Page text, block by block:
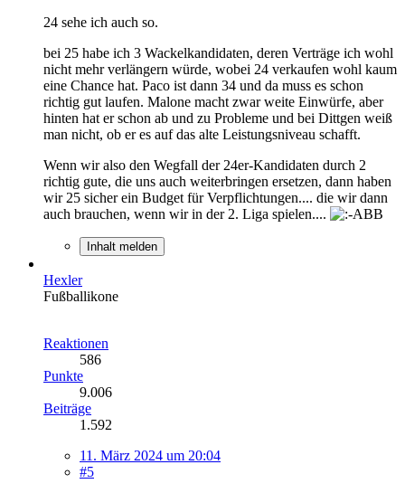
24 sehe ich auch so.
bei 25 habe ich 3 Wackelkandidaten, deren Verträge ich wohl
nicht mehr verlängern würde, wobei 24 verkaufen wohl kaum
eine Chance hat. Paco ist dann 34 und da muss es schon
richtig gut laufen. Malone macht zwar weite Einwürfe, aber
hinten hat er schon ab und zu Probleme und bei Dittgen weiß
man nicht, ob er es auf das alte Leistungsniveau schafft.
Wenn wir also den Wegfall der 24er-Kandidaten durch 2
richtig gute, die uns auch weiterbringen ersetzen, dann haben
wir 25 sicher ein Budget für Verpflichtungen.... die wir dann
auch brauchen, wenn wir in der 2. Liga spielen....
Inhalt melden
Hexler
Fußballikone
Reaktionen
586
Punkte
9.006
Beiträge
1.592
11. März 2024 um 20:04
#5